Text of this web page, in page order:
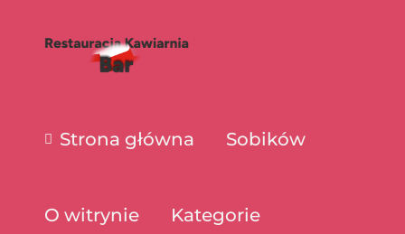
Strona główna Sobików
O witrynie Kategorie